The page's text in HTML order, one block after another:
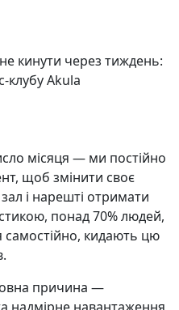
кинути через тиждень:
клубу Akula
місяця — ми постійно
щоб змінити своє
і нарешті отримати
понад 70% людей,
самостійно, кидають цю
причина —